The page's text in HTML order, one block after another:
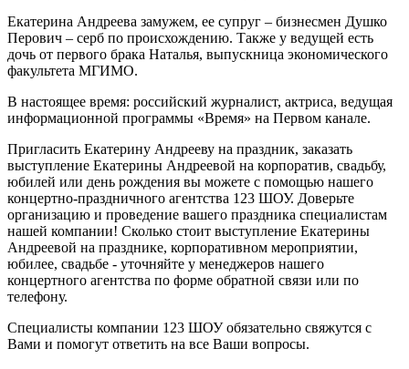
Екатерина Андреева замужем, ее супруг – бизнесмен Душко
Перович – серб по происхождению. Также у ведущей есть
дочь от первого брака Наталья, выпускница экономического
факультета МГИМО.
В настоящее время: российский журналист, актриса, ведущая
информационной программы «Время» на Первом канале.
Пригласить Екатерину Андрееву на праздник, заказать
выступление Екатерины Андреевой на корпоратив, свадьбу,
юбилей или день рождения вы можете с помощью нашего
концертно-праздничного агентства 123 ШОУ. Доверьте
организацию и проведение вашего праздника специалистам
нашей компании! Сколько стоит выступление Екатерины
Андреевой на празднике, корпоративном мероприятии,
юбилее, свадьбе - уточняйте у менеджеров нашего
концертного агентства по форме обратной связи или по
телефону.
Специалисты компании 123 ШОУ обязательно свяжутся с
Вами и помогут ответить на все Ваши вопросы.